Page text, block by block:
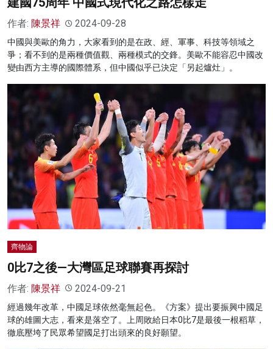
作者: 陳景祥 2024-09-28
中國與美歐的角力，大家看到的是在政、經、軍事、科技等領域之
爭；看不到的是兩種價值觀、兩種模式的交鋒。美歐不能容忍中國改
變由西方主導的國際體系，但中國似乎已決定「另起爐灶」。
齊物論
0比7之後—大灣區足球聯賽再探討
作者: 陳景祥 2024-09-21
經過幾年改革，中國足球依然毫無起色。《方案》提出要振興中國足
球的雄圖大志，看來是落空了。上周敗給日本0比7是最後一根稻草，
徹底壓垮了民眾希望國足打出頭來的良好願望。